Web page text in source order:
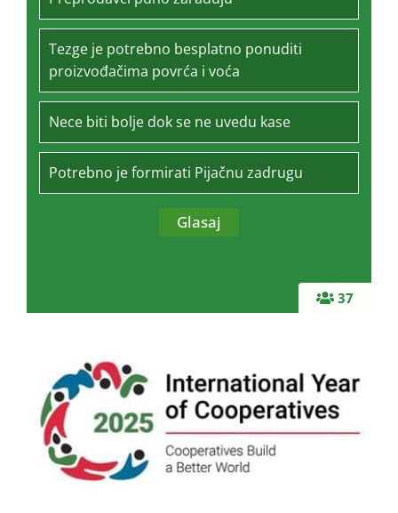
37
Tezge je potrebno besplatno ponuditi
proizvođačima povrća i voća
Nece biti bolje dok se ne uvedu kase
Potrebno je formirati Pijačnu zadrugu